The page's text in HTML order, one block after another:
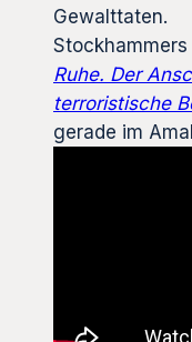
Gewalttaten.
Stockhammers
Ruhe. Der
terroristische
gerade im